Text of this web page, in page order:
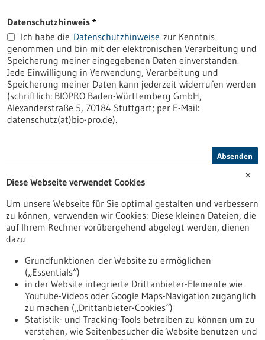
Datenschutzhinweis
Ich habe die Datenschutzhinweise zur Kenntnis
genommen und bin mit der elektronischen Verarbeitung und
Speicherung meiner eingegebenen Daten einverstanden.
Jede Einwilligung in Verwendung, Verarbeitung und
Speicherung meiner Daten kann jederzeit widerrufen werden
(schriftlich: BIOPRO Baden-Württemberg GmbH,
Alexanderstraße 5, 70184 Stuttgart; per E-Mail:
datenschutz(at)bio-pro.de).
Absenden
** Als KMU (kleines oder mittleres Unternehmen) werden Unternehmen definiert,
höchstens 50 Mio. EUR erwirtschaften oder eine Bilanzsumme von maximal 43 Mio.
EUR aufweisen.
✕
Diese Webseite verwendet Cookies
Um unsere Webseite für Sie optimal gestalten und verbessern
zu können, verwenden wir Cookies: Diese kleinen Dateien, die
auf Ihrem Rechner vorübergehend abgelegt werden, dienen
dazu
Grundfunktionen der Website zu ermöglichen
(„Essentials“)
in der Website integrierte Drittanbieter-Elemente wie
Youtube-Videos oder Google Maps-Navigation zugänglich
zu machen („Drittanbieter-Cookies“)
Statistik- und Tracking-Tools betreiben zu können um zu
verstehen, wie Seitenbesucher die Website benutzen und